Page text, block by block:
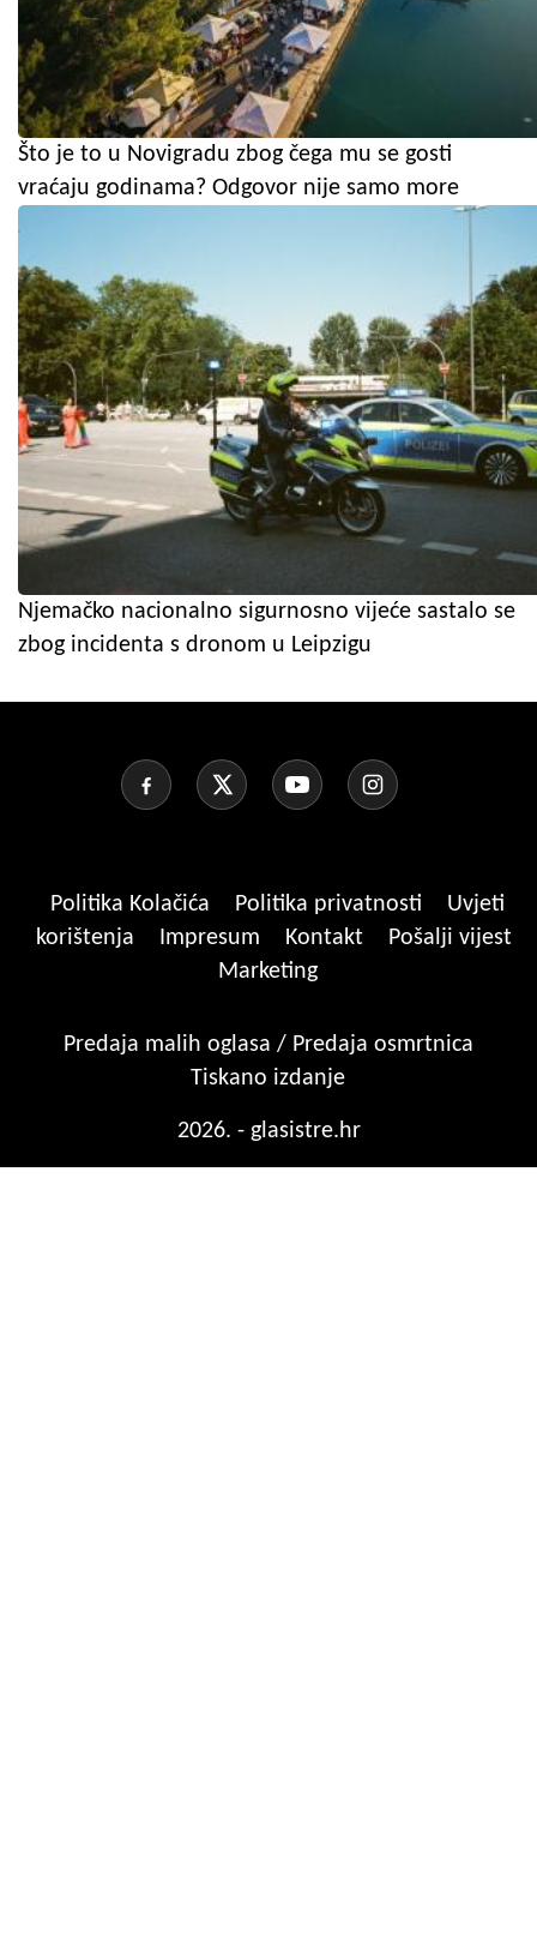
Što je to u Novigradu zbog čega mu se gosti
vraćaju godinama? Odgovor nije samo more
Njemačko nacionalno sigurnosno vijeće sastalo se
zbog incidenta s dronom u Leipzigu
Politika Kolačića Politika privatnosti
Uvjeti
korištenja
Impresum Kontakt
Pošalji vijest
Marketing
Predaja malih oglasa / Predaja osmrtnica
Tiskano izdanje
2026. - glasistre.hr